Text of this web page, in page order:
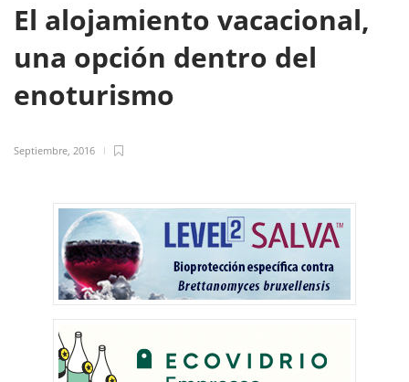
El alojamiento vacacional,
una opción dentro del
enoturismo
Septiembre, 2016